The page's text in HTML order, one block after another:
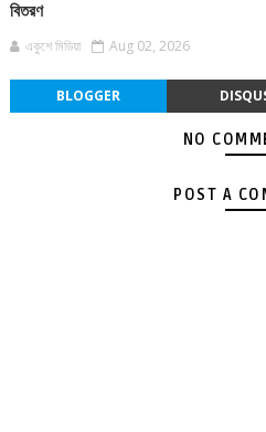
বিতরণ
একুশে মিডিয়া Aug 02, 2026
BLOGGER
NO
POST A